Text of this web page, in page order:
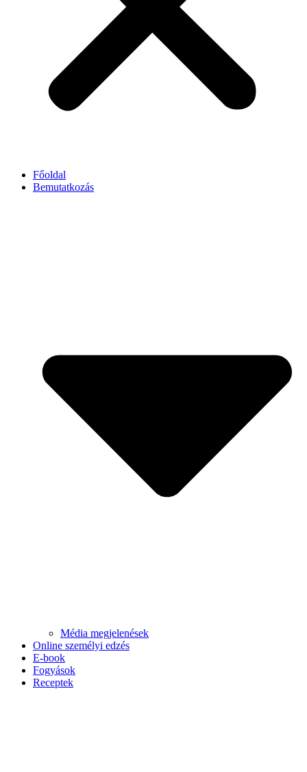
Főoldal
Bemutatkozás
Média megjelenések
Online személyi edzés
E-book
Fogyások
Receptek